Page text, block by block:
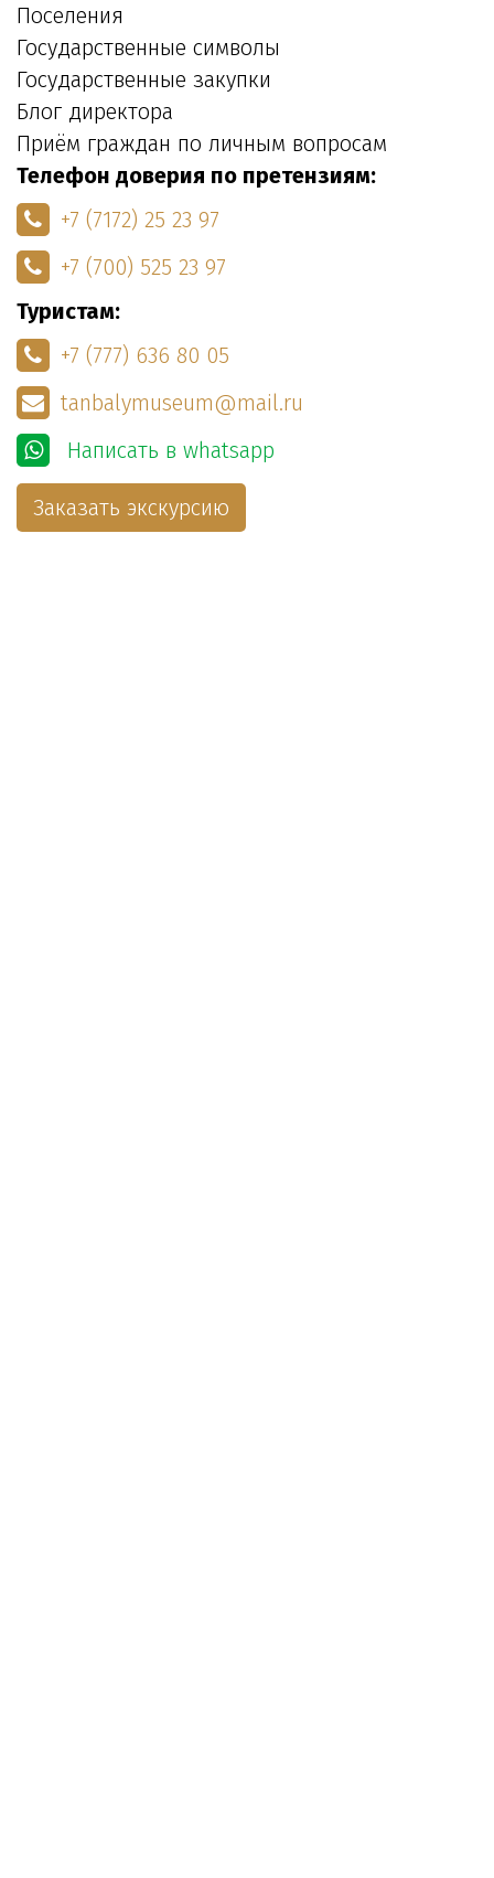
Поселения
Государственные символы
Государственные закупки
Блог директора
Приём граждан по личным вопросам
Телефон доверия по претензиям:
+7 (7172) 25 23 97
+7 (700) 525 23 97
Туристам:
+7 (777) 636 80 05
tanbalymuseum@mail.ru
Написать в whatsapp
Заказать экскурсию